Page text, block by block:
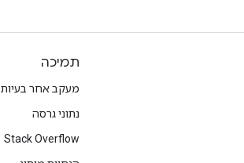
תמיכה
מעקב אחר בעיות
נתוני גרסה
Stack Overflow